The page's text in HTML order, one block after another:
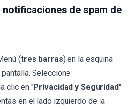
notificaciones de spam de
(tres barras) en la esquina
Seleccione
clic en "Privacidad y Seguridad"
en el lado izquierdo de la